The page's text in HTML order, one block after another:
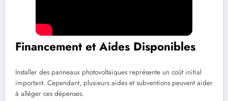
Financement et Aides Disponibles
Installer des panneaux photovoltaïques représente un coût initial
important. Cependant, plusieurs aides et subventions peuvent aider
à alléger ces dépenses.